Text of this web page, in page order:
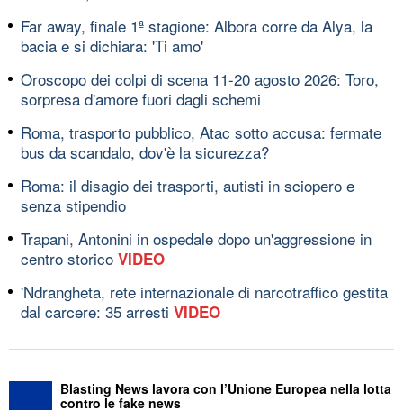
Far away, finale 1ª stagione: Albora corre da Alya, la
bacia e si dichiara: 'Ti amo'
Oroscopo dei colpi di scena 11-20 agosto 2026: Toro,
sorpresa d'amore fuori dagli schemi
Roma, trasporto pubblico, Atac sotto accusa: fermate
bus da scandalo, dov'è la sicurezza?
Roma: il disagio dei trasporti, autisti in sciopero e
senza stipendio
Trapani, Antonini in ospedale dopo un'aggressione in
centro storico VIDEO
'Ndrangheta, rete internazionale di narcotraffico gestita
dal carcere: 35 arresti VIDEO
Blasting News lavora con l’Unione Europea nella lotta
contro le fake news